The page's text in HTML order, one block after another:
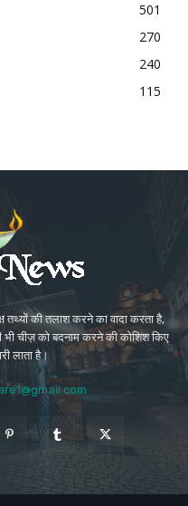
501
270
240
115
तथ्यों की तलाश करने का वादा करता है,
भी चीज़ को बदनाम करने की कोशिश किए
लाता है।